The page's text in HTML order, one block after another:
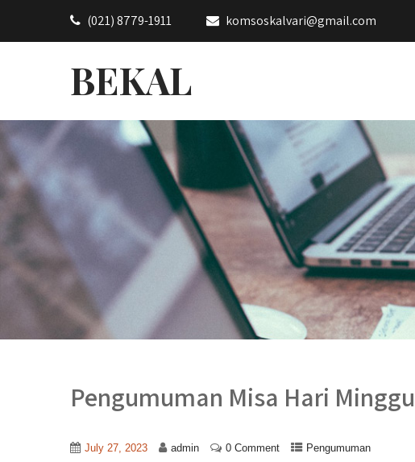
(021) 8779-1911 komsoskalvari@gmail.com
BEKAL
Pengumuman Misa Hari
July 27, 2023 admin 0 Comment Pengumuman